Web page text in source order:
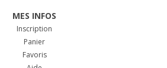
MES INFOS
Inscription
Panier
Favoris